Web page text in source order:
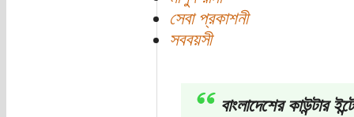
সেবা প্রকাশনী
সববয়সী
বাংলাদেশের কাউন্টার